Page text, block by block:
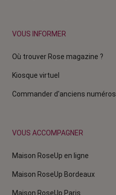
VOUS INFORMER
Où trouver Rose magazine ?
Kiosque virtuel
Commander d'anciens numéros
VOUS ACCOMPAGNER
Maison RoseUp en ligne
Maison RoseUp Bordeaux
Maison RoseUp Paris